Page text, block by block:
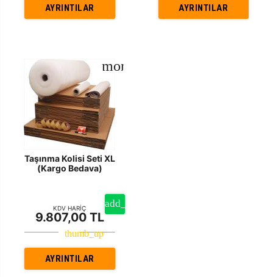
AYRINTILAR AYRINTILAR
Taşınma Kolisi Seti XL
(Kargo Bedava)
KDV HARİÇ
9.807,00 TL
AYRINTILAR